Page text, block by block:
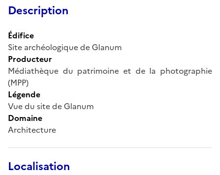
Description
Édifice
Site archéologique de Glanum
Producteur
Médiathèque du patrimoine et de la photographie
(MPP)
Légende
Vue du site de Glanum
Domaine
Architecture
Localisation